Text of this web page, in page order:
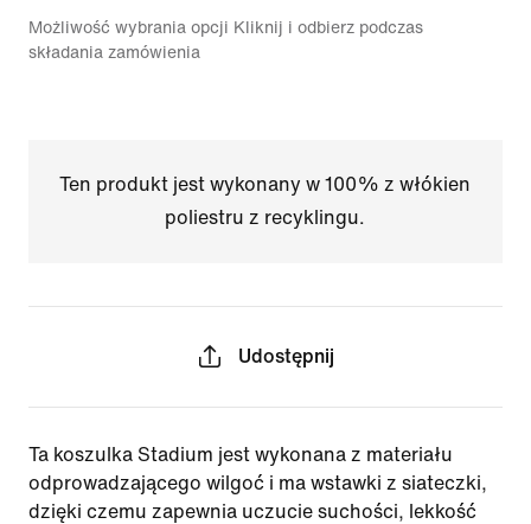
Możliwość wybrania opcji Kliknij i odbierz podczas
składania zamówienia
Ten produkt jest wykonany w 100% z włókien
poliestru z recyklingu.
Udostępnij
Ta koszulka Stadium jest wykonana z materiału
odprowadzającego wilgoć i ma wstawki z siateczki,
dzięki czemu zapewnia uczucie suchości, lekkość